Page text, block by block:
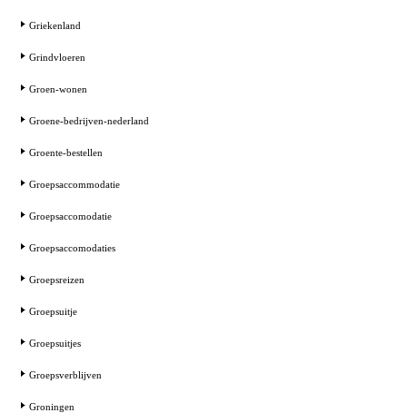
Griekenland
Grindvloeren
Groen-wonen
Groene-bedrijven-nederland
Groente-bestellen
Groepsaccommodatie
Groepsaccomodatie
Groepsaccomodaties
Groepsreizen
Groepsuitje
Groepsuitjes
Groepsverblijven
Groningen